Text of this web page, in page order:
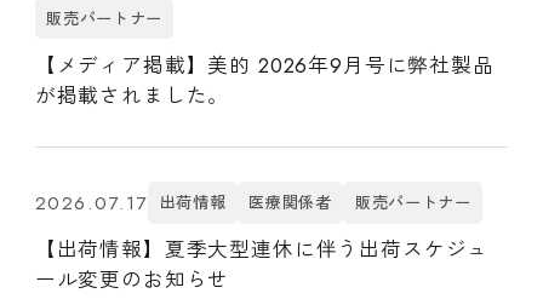
販売パートナー
【メディア掲載】美的 2026年9月号に弊社製品
が掲載されました。
2026.07.17 出荷情報 医療関係者 販売パートナー
【出荷情報】夏季大型連休に伴う出荷スケジュ
ール変更のお知らせ